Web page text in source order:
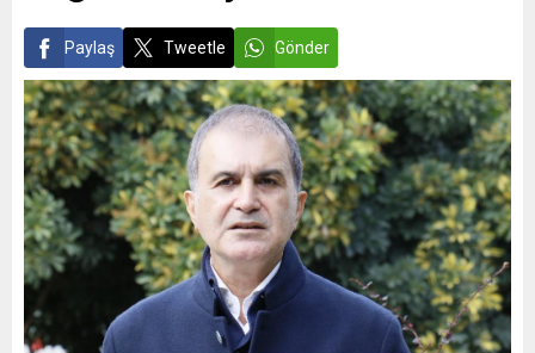
Paylaş Tweetle Gönder